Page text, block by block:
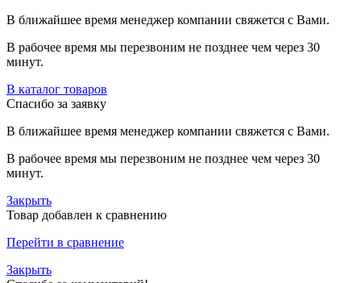
В ближайшее время менеджер компании свяжется с Вами.
В рабочее время мы перезвоним не позднее чем через 30
минут.
В каталог товаров
Спасибо за заявку
В ближайшее время менеджер компании свяжется с Вами.
В рабочее время мы перезвоним не позднее чем через 30
минут.
Закрыть
Товар добавлен к сравнению
Перейти в сравнение
Закрыть